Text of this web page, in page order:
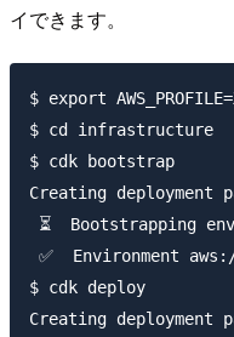
イできます。
$ export
$ cd infrastructure
$ cdk bootstrap
Creating deployment
⏳  Bootstrapping
✅  Environment
$ cdk deploy
Creating deployment